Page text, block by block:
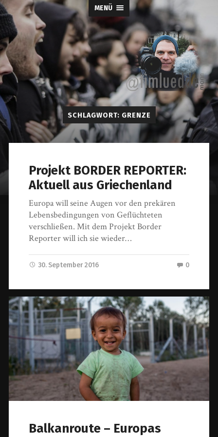
MENÜ
Tim-
SCHLAGWORT: GRENZE
Projekt BORDER REPORTER:
Aktuell aus Griechenland
Europa will seine Augen vor den prekären
Lebensbedingungen von Geflüchteten
verschließen. Mit dem Projekt Border
Reporter will ich sie wieder…
30. September 2016 0
Balkanroute – Europas